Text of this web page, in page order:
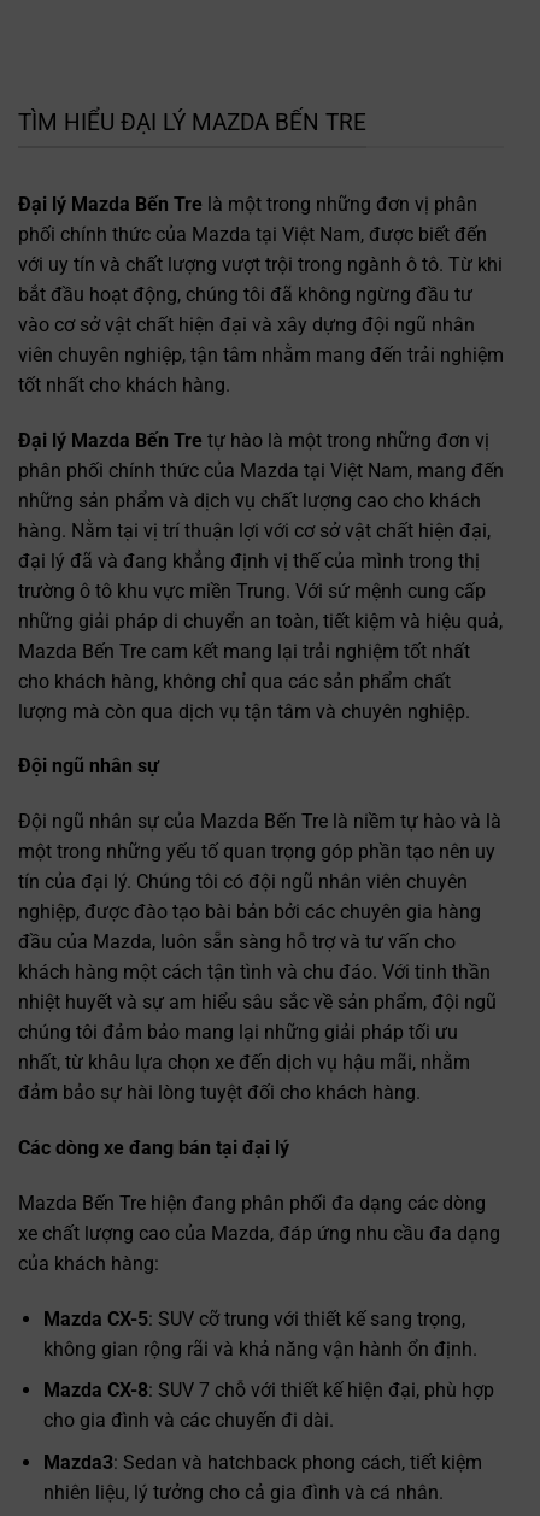
TÌM HIỂU ĐẠI LÝ MAZDA BẾN TRE
Đại lý Mazda Bến Tre là một trong những đơn vị phân
phối chính thức của Mazda tại Việt Nam, được biết đến
với uy tín và chất lượng vượt trội trong ngành ô tô. Từ khi
bắt đầu hoạt động, chúng tôi đã không ngừng đầu tư
vào cơ sở vật chất hiện đại và xây dựng đội ngũ nhân
viên chuyên nghiệp, tận tâm nhằm mang đến trải nghiệm
tốt nhất cho khách hàng.
Đại lý Mazda Bến Tre tự hào là một trong những đơn vị
phân phối chính thức của Mazda tại Việt Nam, mang đến
những sản phẩm và dịch vụ chất lượng cao cho khách
hàng. Nằm tại vị trí thuận lợi với cơ sở vật chất hiện đại,
đại lý đã và đang khẳng định vị thế của mình trong thị
trường ô tô khu vực miền Trung. Với sứ mệnh cung cấp
những giải pháp di chuyển an toàn, tiết kiệm và hiệu quả,
Mazda Bến Tre cam kết mang lại trải nghiệm tốt nhất
cho khách hàng, không chỉ qua các sản phẩm chất
lượng mà còn qua dịch vụ tận tâm và chuyên nghiệp.
Đội ngũ nhân sự
Đội ngũ nhân sự của Mazda Bến Tre là niềm tự hào và là
một trong những yếu tố quan trọng góp phần tạo nên uy
tín của đại lý. Chúng tôi có đội ngũ nhân viên chuyên
nghiệp, được đào tạo bài bản bởi các chuyên gia hàng
đầu của Mazda, luôn sẵn sàng hỗ trợ và tư vấn cho
khách hàng một cách tận tình và chu đáo. Với tinh thần
nhiệt huyết và sự am hiểu sâu sắc về sản phẩm, đội ngũ
chúng tôi đảm bảo mang lại những giải pháp tối ưu
nhất, từ khâu lựa chọn xe đến dịch vụ hậu mãi, nhằm
đảm bảo sự hài lòng tuyệt đối cho khách hàng.
Các dòng xe đang bán tại đại lý
Mazda Bến Tre hiện đang phân phối đa dạng các dòng
xe chất lượng cao của Mazda, đáp ứng nhu cầu đa dạng
của khách hàng:
Mazda CX-5: SUV cỡ trung với thiết kế sang trọng,
không gian rộng rãi và khả năng vận hành ổn định.
Mazda CX-8: SUV 7 chỗ với thiết kế hiện đại, phù hợp
cho gia đình và các chuyến đi dài.
Mazda3: Sedan và hatchback phong cách, tiết kiệm
nhiên liệu, lý tưởng cho cả gia đình và cá nhân.